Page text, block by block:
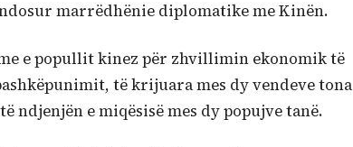
marrëdhënie diplomatike me Kinën.
e popullit kinez për zhvillimin ekonomik të
të krijuara mes dy vendeve tona
ndjenjën e miqësisë mes dy popujve tanë.